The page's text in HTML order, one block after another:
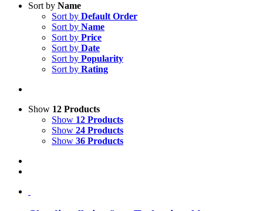
Sort by Name
Sort by Default Order
Sort by Name
Sort by Price
Sort by Date
Sort by Popularity
Sort by Rating
Show 12 Products
Show 12 Products
Show 24 Products
Show 36 Products